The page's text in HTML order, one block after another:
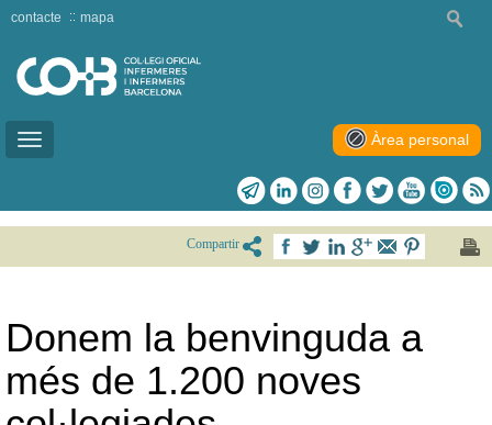
Toggle
contacte mapa
Àrea personal
Compartir
Donem la benvinguda a
més de 1.200 noves